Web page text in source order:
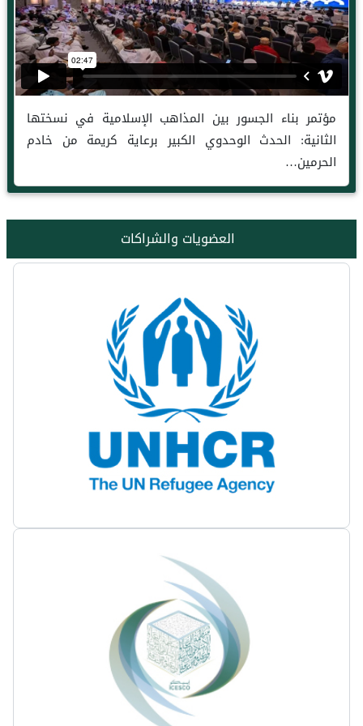
مؤتمر بناء الجسور بين المذاهب الإسلامية في نسختها
الثانية: الحدث الوحدوي الكبير برعاية كريمة من خادم
الحرمين…
العضويات والشراكات